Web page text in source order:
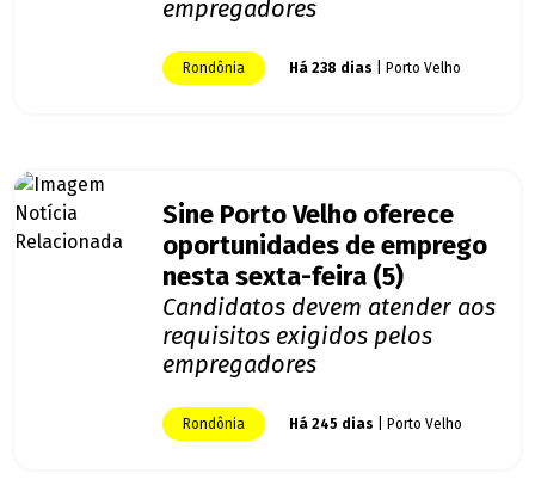
empregadores
Rondônia Há 238 dias | Porto Velho
Sine Porto Velho oferece
oportunidades de emprego
nesta sexta-feira (5)
Candidatos devem atender aos
requisitos exigidos pelos
empregadores
Rondônia Há 245 dias | Porto Velho